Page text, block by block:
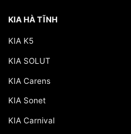
KIA HÀ TĨNH
KIA K5
KIA SOLUT
KIA Carens
KIA Sonet
KIA Carnival